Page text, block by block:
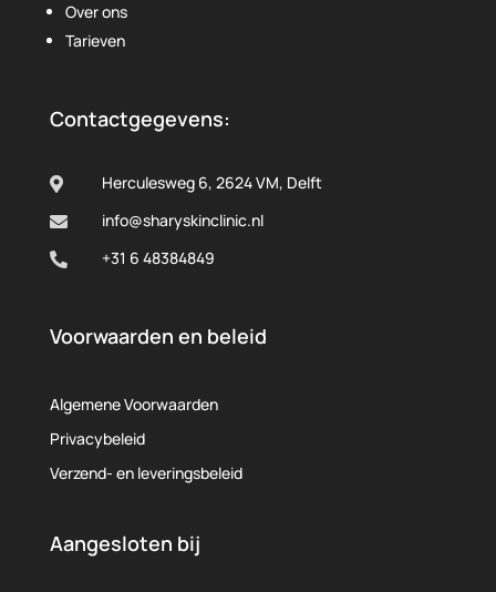
Over ons
Tarieven
Contactgegevens:
 Herculesweg 6, 2624 VM, Delft
 info@sharyskinclinic.nl
 +31 6 48384849
Voorwaarden en beleid
Algemene Voorwaarden
Privacybeleid
Verzend- en leveringsbeleid
Aangesloten bij